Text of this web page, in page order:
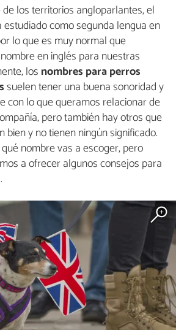
los territorios angloparlantes, el
estudiado como segunda lengua en
lo que es muy normal que
en inglés para nuestras
los nombres para perros
suelen tener una buena sonoridad y
con lo que queramos relacionar de
pero también hay otros que
bien y no tienen ningún significado.
nombre vas a escoger, pero
a ofrecer algunos consejos para